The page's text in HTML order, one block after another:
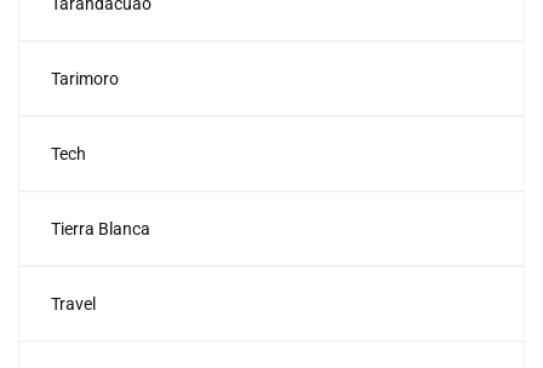
Tarandacuao
Tarimoro
Tech
Tierra Blanca
Travel